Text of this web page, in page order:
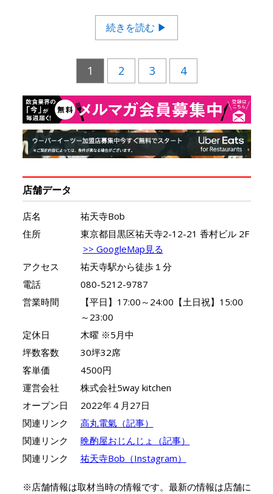
続きを読む ▶
1 2 3 4
店舗データ
店名
祐天寺Bob
住所
東京都目黒区祐天寺2-12-21 香村ビル 2F
>> GoogleMap見る
アクセス
祐天寺駅から徒歩１分
電話
080-5212-9787
営業時間
【平日】17:00～24:00【土日祝】15:00
～23:00
定休日
木曜 ※5月中
坪数客数
30坪32席
客単価
4500円
運営会社
株式会社5way kitchen
オープン日
2022年４月27日
関連リンク
高丸電氣（記事）
関連リンク
晩酌屋おじんじょ（記事）
関連リンク
祐天寺Bob（Instagram）
※店舗情報は取材当時の情報です。最新の情報は店舗に